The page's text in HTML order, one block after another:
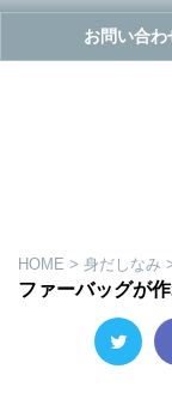
お問い合わ
HOME > 身だしなみ
ファーバッグが